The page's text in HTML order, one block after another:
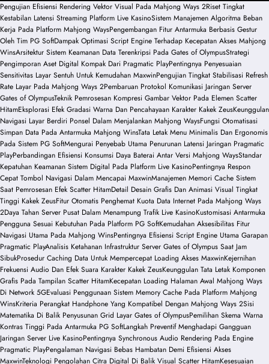
Pengujian Efisiensi Rendering Vektor Visual Pada Mahjong Ways 2Riset Tingkat
Kestabilan Latensi Streaming Platform Live KasinoSistem Manajemen Algoritma Beban
Kerja Pada Platform Mahjong WaysPengembangan Fitur Antarmuka Berbasis Gestur
Oleh Tim PG SoftDampak Optimasi Script Engine Terhadap Kecepatan Akses Mahjong
WinsArsitektur Sistem Keamanan Data Terenkripsi Pada Gates of OlympusStrategi
Pengimporan Aset Digital Kompak Dari Pragmatic PlayPentingnya Penyesuaian
Sensitivitas Layar Sentuh Untuk Kemudahan MaxwinPengujian Tingkat Stabilisasi Refresh
Rate Layar Pada Mahjong Ways 2Pembaruan Protokol Komunikasi Jaringan Server
Gates of OlympusTeknik Pemrosesan Kompresi Gambar Vektor Pada Elemen Scatter
HitamEksplorasi Efek Gradasi Warna Dan Pencahayaan Karakter Kakek ZeusKeunggulan
Navigasi Layar Berdiri Ponsel Dalam Menjalankan Mahjong WaysFungsi Otomatisasi
Simpan Data Pada Antarmuka Mahjong WinsTata Letak Menu Minimalis Dan Ergonomis
Pada Sistem PG SoftMengurai Penyebab Utama Penurunan Latensi Jaringan Pragmatic
PlayPerbandingan Efisiensi Konsumsi Daya Baterai Antar Versi Mahjong WaysStandar
Kepatuhan Keamanan Sistem Digital Pada Platform Live KasinoPentingnya Respon
Cepat Tombol Navigasi Dalam Mencapai MaxwinManajemen Memori Cache Sistem
Saat Pemrosesan Efek Scatter HitamDetail Desain Grafis Dan Animasi Visual Tingkat
Tinggi Kakek ZeusFitur Otomatis Penghemat Kuota Data Internet Pada Mahjong Ways
2Daya Tahan Server Pusat Dalam Menampung Trafik Live KasinoKustomisasi Antarmuka
Pengguna Sesuai Kebutuhan Pada Platform PG SoftKemudahan Aksesibilitas Fitur
Navigasi Utama Pada Mahjong WinsPentingnya Efisiensi Script Engine Utama Garapan
Pragmatic PlayAnalisis Ketahanan Infrastruktur Server Gates of Olympus Saat Jam
SibukProsedur Caching Data Untuk Mempercepat Loading Akses MaxwinKejernihan
Frekuensi Audio Dan Efek Suara Karakter Kakek ZeusKeunggulan Tata Letak Komponen
Grafis Pada Tampilan Scatter HitamKecepatan Loading Halaman Awal Mahjong Ways
Di Network 5GEvaluasi Penggunaan Sistem Memory Cache Pada Platform Mahjong
WinsKriteria Perangkat Handphone Yang Kompatibel Dengan Mahjong Ways 2Sisi
Matematika Di Balik Penyusunan Grid Layar Gates of OlympusPemilihan Skema Warna
Kontras Tinggi Pada Antarmuka PG SoftLangkah Preventif Menghadapi Gangguan
Jaringan Server Live KasinoPentingnya Synchronous Audio Rendering Pada Engine
Pragmatic PlayPengalaman Navigasi Bebas Hambatan Demi Efisiensi Akses
MaxwinTeknologi Pengolahan Citra Digital Di Balik Visual Scatter HitamKesesuaian